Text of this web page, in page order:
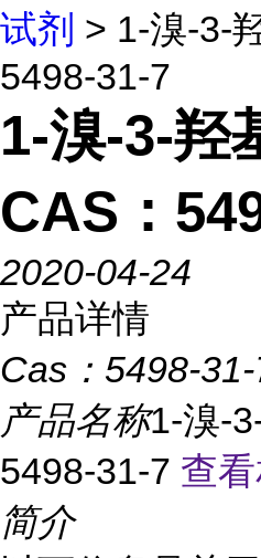
试剂 > 1-溴-3-
5498-31-7
1-溴-3-羟
CAS：
2020-04-24
产品详情
Cas： 5498-
产品名称1-溴-
5498-31-7 查
简介